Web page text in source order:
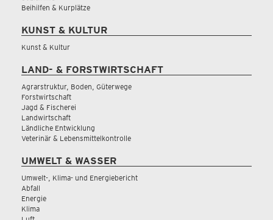
Beihilfen & Kurplätze
KUNST & KULTUR
Kunst & Kultur
LAND- & FORSTWIRTSCHAFT
Agrarstruktur, Boden, Güterwege
Forstwirtschaft
Jagd & Fischerei
Landwirtschaft
Ländliche Entwicklung
Veterinär & Lebensmittelkontrolle
UMWELT & WASSER
Umwelt-, Klima- und Energiebericht
Abfall
Energie
Klima